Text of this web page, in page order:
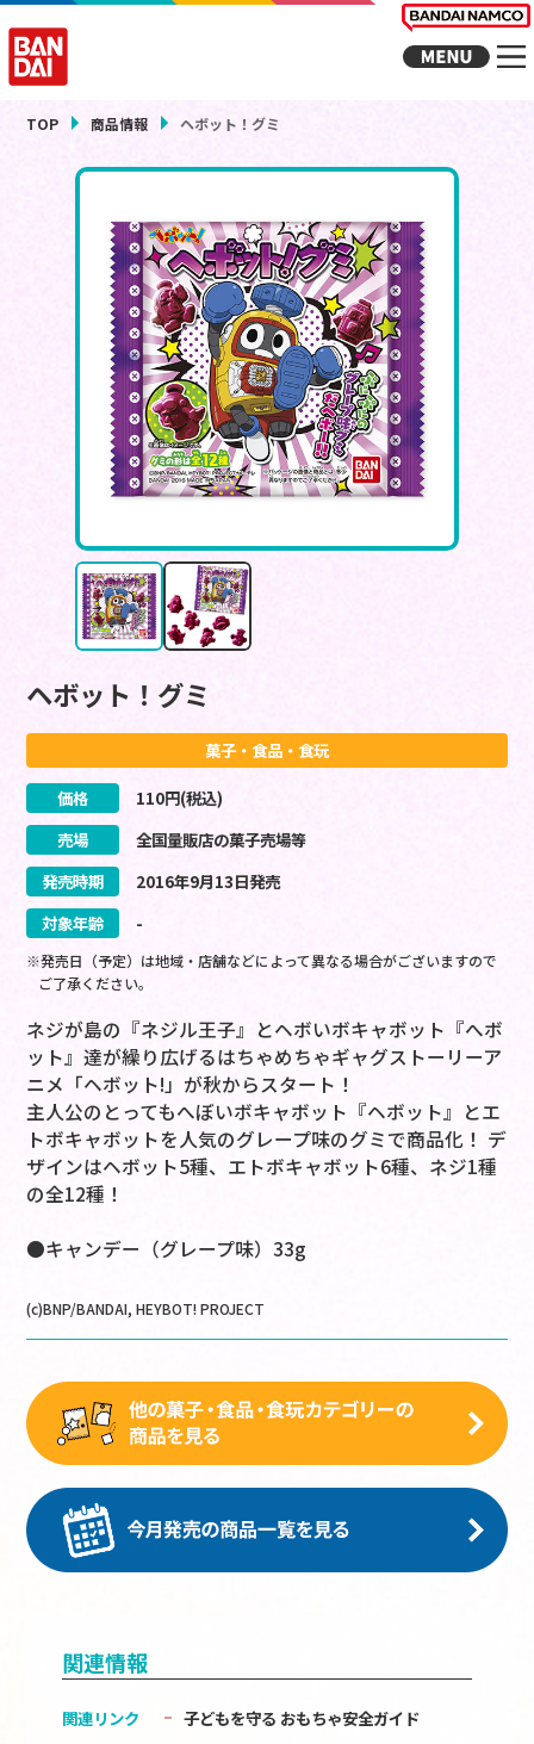
TOP 商品情報 ヘボット！グミ
ヘボット！グミ
菓子・食品・食玩
価格 110円(税込)
売場
全国量販店の菓子売場等
発売時期
2016年9月13日発売
対象年齢
-
※発売日（予定）は地域・店舗などによって異なる場合がございますので
ご了承ください。
ネジが島の『ネジル王子』とヘボいボキャボット『へボ
ット』達が繰り広げるはちゃめちゃギャグストーリーア
ニメ「ヘボット!」が秋からスタート！
主人公のとってもへぼいボキャボット『ヘボット』とエ
トボキャボットを人気のグレープ味のグミで商品化！ デ
ザインはヘボット5種、エトボキャボット6種、ネジ1種
の全12種！
●キャンデー（グレープ味）33g
(c)BNP/BANDAI, HEYBOT! PROJECT
関連情報
関連リンク 子どもを守る おもちゃ安全ガイド